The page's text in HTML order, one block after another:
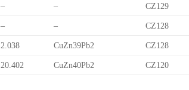
– – CZ129
– – CZ128
2.038 CuZn39Pb2 CZ128
20.402 CuZn40Pb2 CZ120